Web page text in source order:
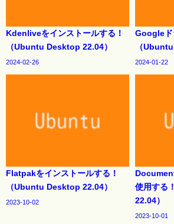
Kdenliveをインストールする！
（Ubuntu Desktop 22.04）
2024-02-26
Googleド
（
2024-01-22
Flatpakをインストールする！
（Ubuntu Desktop 22.04）
2023-10-02
使用する
22.04）
2023-10-01